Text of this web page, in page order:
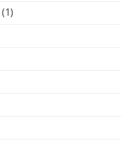
(1)